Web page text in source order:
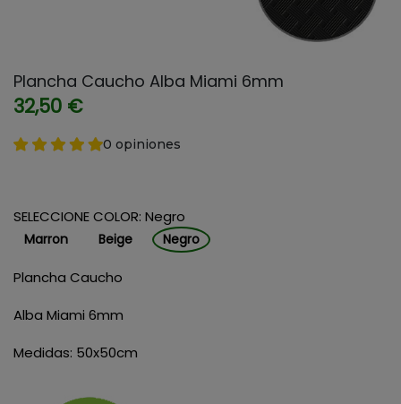
Plancha Caucho Alba Miami 6mm
32,50 €
0 opiniones
SELECCIONE COLOR: Negro
Marron Beige Negro
Plancha Caucho
Alba Miami 6mm
Medidas: 50x50cm